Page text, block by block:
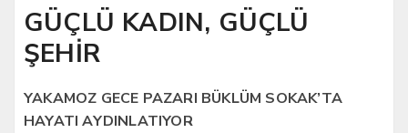
GÜÇLÜ KADIN, GÜÇLÜ
ŞEHİR
YAKAMOZ GECE PAZARI BÜKLÜM SOKAK’TA
HAYATI AYDINLATIYOR